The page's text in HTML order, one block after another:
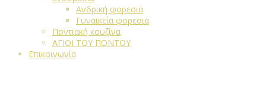
Ανδρική φορεσιά
Γυναικεία φορεσιά
Ποντιακή κουζίνα
ΑΓΙΟΙ ΤΟΥ ΠΟΝΤΟΥ
Επικοινωνία